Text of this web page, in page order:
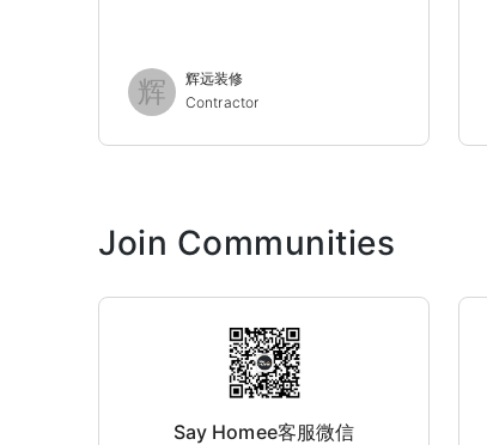
辉
辉远装修
Contractor
Join Communities
Say Homee客服微信